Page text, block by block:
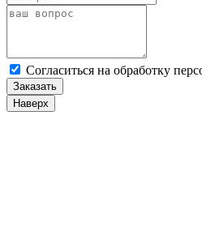
Cогласиться на обработку
Заказать
Наверх